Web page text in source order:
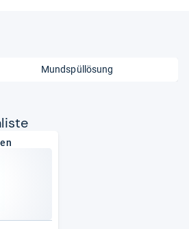
Mundspüllösung